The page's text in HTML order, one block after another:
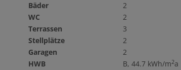
Bäder
2
WC
2
Terrassen
3
Stellplätze
2
Garagen
2
HWB
B, 44.7 kWh/m2a